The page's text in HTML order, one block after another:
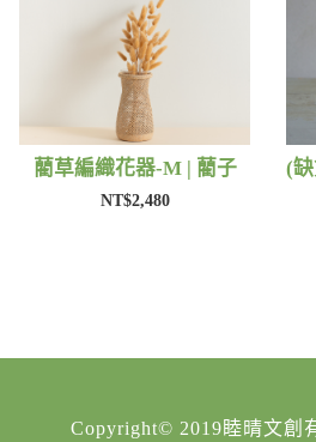
藺草編織花器-M | 藺子
NT$2,480
Copyright© 2019睦晴文創